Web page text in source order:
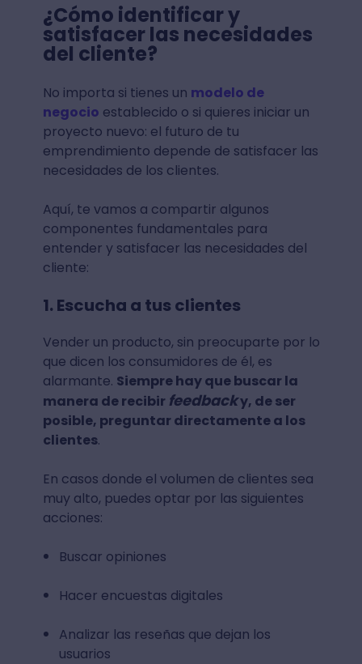
¿Cómo identificar y
satisfacer las necesidades
del cliente?
No importa si tienes un modelo de
negocio establecido o si quieres iniciar un
proyecto nuevo: el futuro de tu
emprendimiento depende de satisfacer las
necesidades de los clientes.
Aquí, te vamos a compartir algunos
componentes fundamentales para
entender y satisfacer las necesidades del
cliente:
1. Escucha a tus clientes
Vender un producto, sin preocuparte por lo
que dicen los consumidores de él, es
alarmante. Siempre hay que buscar la
manera de recibir feedbacky, de ser
posible, preguntar directamente a los
clientes.
En casos donde el volumen de clientes sea
muy alto, puedes optar por las siguientes
acciones:
Buscar opiniones
Hacer encuestas digitales
Analizar las reseñas que dejan los
usuarios